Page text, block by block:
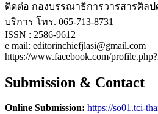
ติดต่อ กองบรรณาธิการวารสารศิล
บริการ โทร. 065-713-8731
ISSN : 2586-9612
e mail: editorinchiefjlasi@gmail.com
https://www.facebook.com/
Submission & Contact
Online Submission: https://so01.tci-